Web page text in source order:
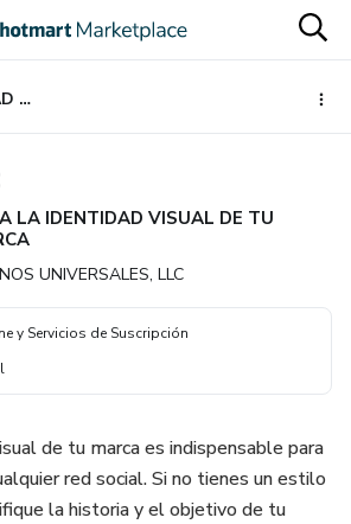
CREA LA IDENTIDAD VISUAL DE TU MARCA
LA IDENTIDAD VISUAL DE TU
UNIVERSALES, LLC
y Servicios de Suscripción
de tu marca es indispensable para
red social. Si no tienes un estilo
la historia y el objetivo de tu